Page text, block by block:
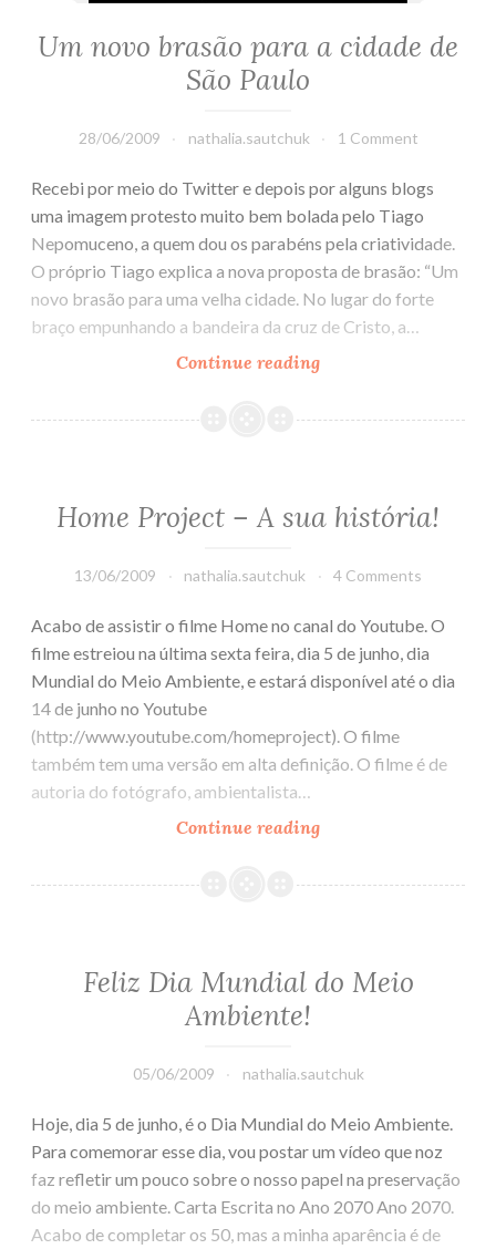
Um novo brasão para a cidade de
São Paulo
28/06/2009 nathalia.sautchuk 1 Comment
Recebi por meio do Twitter e depois por alguns blogs
uma imagem protesto muito bem bolada pelo Tiago
Nepomuceno, a quem dou os parabéns pela criatividade.
O próprio Tiago explica a nova proposta de brasão: “Um
novo brasão para uma velha cidade. No lugar do forte
braço empunhando a bandeira da cruz de Cristo, a…
Continue reading
brasão
de
Paulo
Home Project – A sua história!
13/06/2009 nathalia.sautchuk 4 Comments
Acabo de assistir o filme Home no canal do Youtube. O
filme estreiou na última sexta feira, dia 5 de junho, dia
Mundial do Meio Ambiente, e estará disponível até o dia
14 de junho no Youtube
(http://www.youtube.com/homeproject). O filme
também tem uma versão em alta definição. O filme é de
autoria do fotógrafo, ambientalista…
Continue reading
–
Feliz Dia Mundial do Meio
Ambiente!
05/06/2009 nathalia.sautchuk
Hoje, dia 5 de junho, é o Dia Mundial do Meio Ambiente.
Para comemorar esse dia, vou postar um vídeo que noz
faz refletir um pouco sobre o nosso papel na preservação
do meio ambiente. Carta Escrita no Ano 2070 Ano 2070.
Acabo de completar os 50, mas a minha aparência é de